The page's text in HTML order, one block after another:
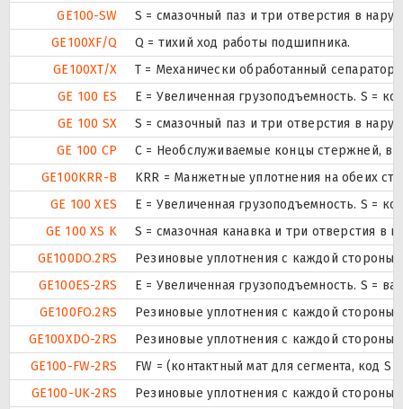
GE100-SW
S = смазочный паз и три отверстия в
GE100XF/Q
Q = тихий ход работы подшипника.
GE100XT/X
T = Механически обработанный
GE 100 ES
E = Увеличенная грузоподъемность. S =
GE 100 SX
S = смазочный паз и три отверстия в
GE 100 CP
С = Необслуживаемые концы стержней,
GE100KRR-B
KRR = Манжетные уплотнения на обеих
GE 100 XES
E = Увеличенная грузоподъемность. S =
GE 100 XS K
S = смазочная канавка и три отверстия в
GE100DO.2RS
Резиновые уплотнения с каждой стороны
GE100ES-2RS
E = Увеличенная грузоподъемность. S =
GE100FO.2RS
Резиновые уплотнения с каждой стороны
GE100XDO-2RS
Резиновые уплотнения с каждой стороны
GE100-FW-2RS
FW = (контактный мат для сегмента, код
GE100-UK-2RS
Резиновые уплотнения с каждой стороны